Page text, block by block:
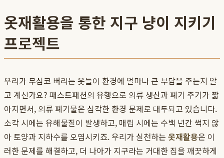
옷재활용을 통한 지구 냥이 지키기
프로젝트
우리가 무심코 버리는 옷들이 환경에 얼마나 큰 부담을 주는지 알
고 계신가요? 패스트패션의 유행으로 의류 생산과 폐기 주기가 짧
아지면서, 의류 폐기물은 심각한 환경 문제로 대두되고 있습니다.
소각 시에는 유해물질이 발생하고, 매립 시에는 수백 년간 썩지 않
아 토양과 지하수를 오염시키죠. 우리가 실천하는 옷재활용은 이
러한 문제를 해결하고, 더 나아가 지구라는 거대한 집을 깨끗하게